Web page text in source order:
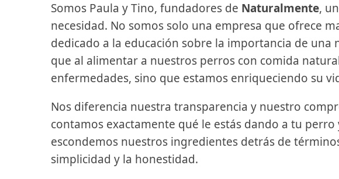
Somos Paula y Tino, fundadores de Naturalmente,
necesidad. No somos solo una empresa que ofrece
dedicado a la educación sobre la importancia de
que al alimentar a nuestros perros con comida
enfermedades, sino que estamos enriqueciendo su
Nos diferencia nuestra transparencia y nuestro
contamos exactamente qué le estás dando a tu
escondemos nuestros ingredientes detrás de
simplicidad y la honestidad.